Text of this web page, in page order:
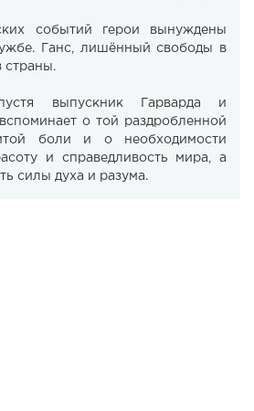
событий герои вынуждены
Ганс, лишённый свободы в
страны.
выпускник Гарварда и
о той раздробленной
боли и о необходимости
и справедливость мира, а
силы духа и разума.